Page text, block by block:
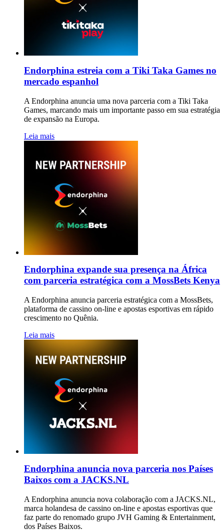
Endorphina estreia com a Tiki Taka Games no
mercado espanhol
A Endorphina anuncia uma nova parceria com a Tiki Taka
Games, marcando mais um importante passo em sua estratégia
de expansão na Europa.
Leia mais
Endorphina expande sua presença na África
com parceria estratégica com a MossBets Kenya
A Endorphina anuncia parceria estratégica com a MossBets,
plataforma de cassino on-line e apostas esportivas em rápido
crescimento no Quênia.
Leia mais
Endorphina anuncia nova parceria nos Países
Baixos com a JACKS.NL
A Endorphina anuncia nova colaboração com a JACKS.NL,
marca holandesa de cassino on-line e apostas esportivas que
faz parte do renomado grupo JVH Gaming & Entertainment,
dos Países Baixos.